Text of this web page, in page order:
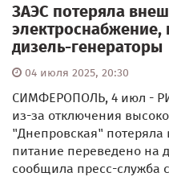
ЗАЭС потеряла
электроснабжение,
дизель-генераторы
04 июля 2025, 20:30
СИМФЕРОПОЛЬ, 4 июл -
из-за отключения
"Днепровская"
питание переведено на
сообщила пресс-служба